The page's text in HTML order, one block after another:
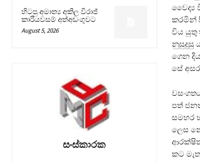
හිටපු අමාත්‍ය අකිල විරාජ්
කාරියවසම් අත්අඩංගුවට
August 5, 2026
සංස්කාරක
වෛද්‍ය
කරමින්
විය යුතු
නුසුදුසු
ගෙන
සේ
පත්
සමහර
ලෙස
කට